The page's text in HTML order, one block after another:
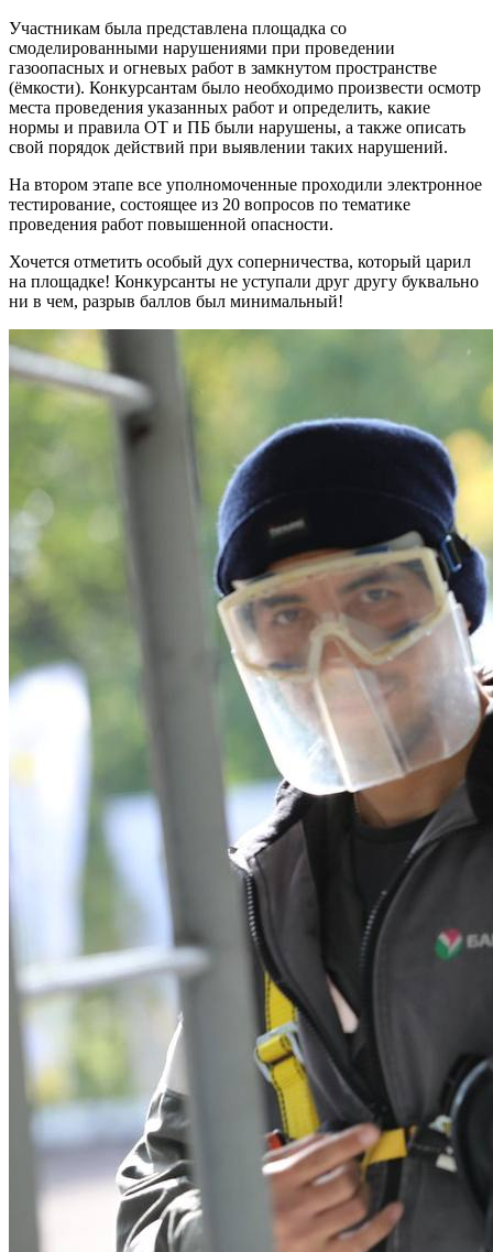
Участникам была представлена площадка со
смоделированными нарушениями при проведении
газоопасных и огневых работ в замкнутом пространстве
(ёмкости). Конкурсантам было необходимо произвести осмотр
места проведения указанных работ и определить, какие
нормы и правила ОТ и ПБ были нарушены, а также описать
свой порядок действий при выявлении таких нарушений.
На втором этапе все уполномоченные проходили электронное
тестирование, состоящее из 20 вопросов по тематике
проведения работ повышенной опасности.
Хочется отметить особый дух соперничества, который царил
на площадке! Конкурсанты не уступали друг другу буквально
ни в чем, разрыв баллов был минимальный!